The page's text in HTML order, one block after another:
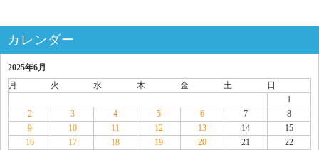
カレンダー
2025年6月
月
火 水 木 金 土
日
1
2
3 4 5 6 7
8
9
10 11 12 13 14
15
16
17 18 19 20 21
22